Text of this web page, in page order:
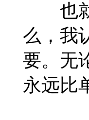
也就
么，我
要。无
永远比